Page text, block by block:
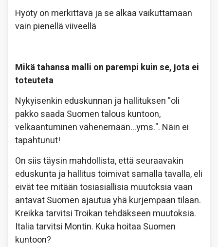
Hyöty on merkittävä ja se alkaa vaikuttamaan
vain pienellä viiveellä
Mikä tahansa malli on parempi kuin se, jota ei
toteuteta
Nykyisenkin eduskunnan ja hallituksen "oli
pakko saada Suomen talous kuntoon,
velkaantuminen vähenemään…yms.". Näin ei
tapahtunut!
On siis täysin mahdollista, että seuraavakin
eduskunta ja hallitus toimivat samalla tavalla, eli
eivät tee mitään tosiasiallisia muutoksia vaan
antavat Suomen ajautua yhä kurjempaan tilaan.
Kreikka tarvitsi Troikan tehdäkseen muutoksia.
Italia tarvitsi Montin. Kuka hoitaa Suomen
kuntoon?